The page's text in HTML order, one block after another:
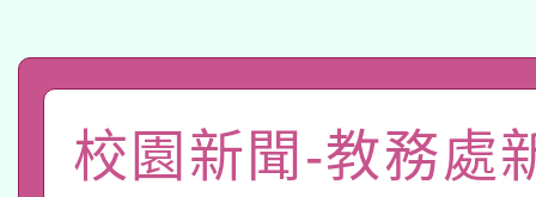
關事宜
轉知教育部國民及學前
國立臺灣師範大學辦理
函轉國家教育研究院中
校園新聞-教務處